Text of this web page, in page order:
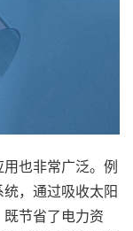
也非常广泛。例
，通过吸收太阳
节省了电力资